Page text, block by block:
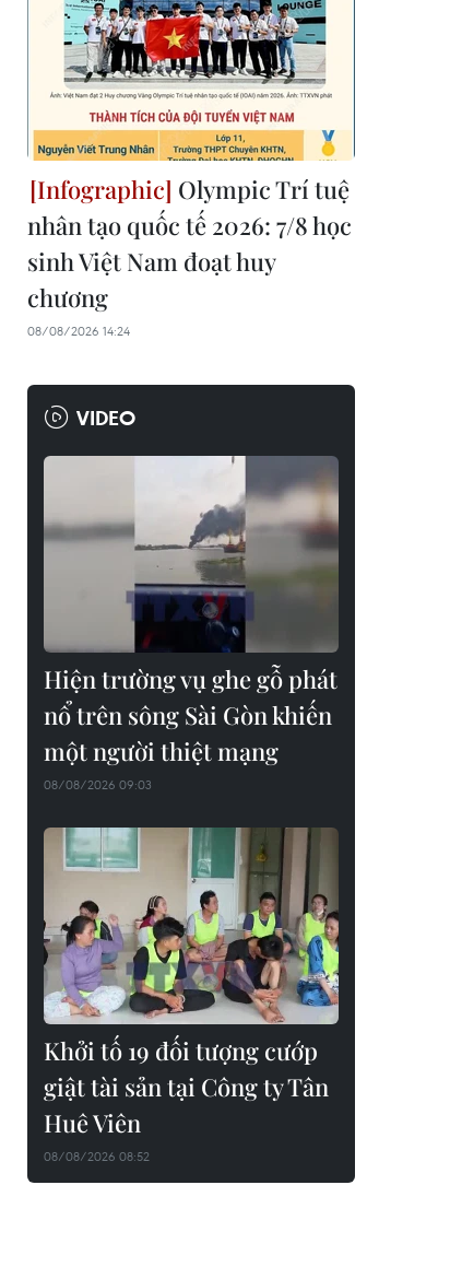
Olympic Trí tuệ
nhân tạo quốc tế 2026: 7/8 học
sinh Việt Nam đoạt huy
chương
08/08/2026 14:24
VIDEO
Hiện trường vụ ghe gỗ phát
nổ trên sông Sài Gòn khiến
một người thiệt mạng
08/08/2026 09:03
Khởi tố 19 đối tượng cướp
giật tài sản tại Công ty Tân
Huê Viên
08/08/2026 08:52